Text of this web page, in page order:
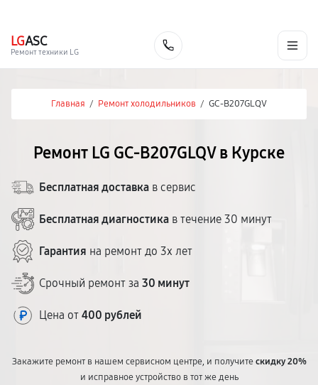
LGASC
Ремонт техники LG
Главная / Ремонт холодильников / GC-B207GLQV
Ремонт LG GC-B207GLQV в Курске
Бесплатная доставка в сервис
Бесплатная диагностика в течение 30 минут
Гарантия на ремонт до 3х лет
Срочный ремонт за 30 минут
Цена от 400 рублей
Закажите ремонт в нашем сервисном центре, и получитескидку 20%
и исправное устройство в тот же день